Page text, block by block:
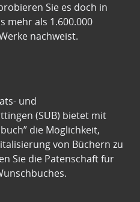
Sie es doch in
mehr als 1.600.000
nachweist.
und
(SUB) bietet mit
die Möglichkeit,
von Büchern zu
Sie die Patenschaft für